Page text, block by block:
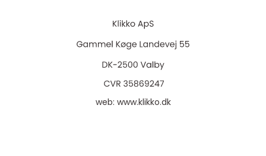
web: www.klikko.dk